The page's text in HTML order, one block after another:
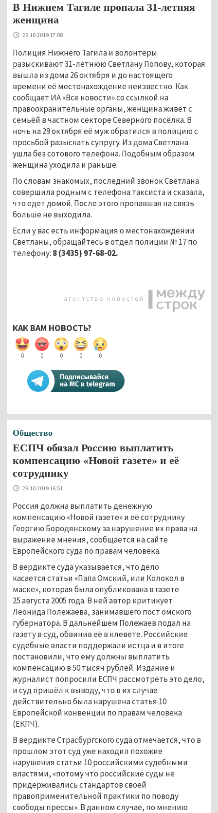
В Нижнем Тагиле пропала 31-летняя
женщина
29.10.2019 17:08
Полиция Нижнего Тагила и волонтёры
разыскивают 31-летнюю Светлану Попову, которая
вышла из дома 26 октября и до настоящего
времени её местонахождение неизвестно. Как
сообщает ИА «Все новости» со ссылкой на
правоохранительные органы, женщина живёт с
семьёй в частном секторе Северного посёлка. В
ночь на 29 октября её муж обратился в полицию с
просьбой разыскать супругу. Из дома Светлана
ушла без сотового телефона. Подобным образом
женщина уходила и раньше.
По словам знакомых, последний звонок Светлана
совершила родным с телефона таксиста и сказала,
что едет домой. После этого пропавшая на связь
больше не выходила.
Если у вас есть информация о местонахождении
Светланы, обращайтесь в отдел полиции № 17 по
телефону: 8(3435) 97-68-02.
КАК ВАМ НОВОСТЬ?
0 0 0 0 0
Общество
ЕСПЧ обязал Россию выплатить
компенсацию «Новой газете» и её
сотруднику
29.10.2019 16:51
Россия должна выплатить денежную
компенсацию «Новой газете» и её сотруднику
Георгию Бородянскому за нарушение их права на
выражение мнения, сообщается на сайте
Европейского суда по правам человека.
В вердикте суда указывается, что дело
касается статьи «Папа Омский, или Колокол в
маске», которая была опубликована в газете
25 августа 2005 года. В ней автор критикует
Леонида Полежаева, занимавшего пост омского
губернатора. В дальнейшем Полежаев подал на
газету в суд, обвинив её в клевете. Российские
судебные власти поддержали истца и в итоге
постановили, что ему должны выплатить
компенсацию в 50 тысяч рублей. Издание и
журналист попросили ЕСПЧ рассмотреть это дело,
и суд пришёл к выводу, что в их случае
действительно была нарушена статья 10
Европейской конвенции по правам человека
(ЕКПЧ).
В вердикте Страсбургского суда отмечается, что в
прошлом этот суд уже находил похожие
нарушения статьи 10 российскими судебными
властями, «потому что российские суды не
придерживались стандартов своей
правоприменительной практики по поводу
свободы прессы». В данном случае, по мнению